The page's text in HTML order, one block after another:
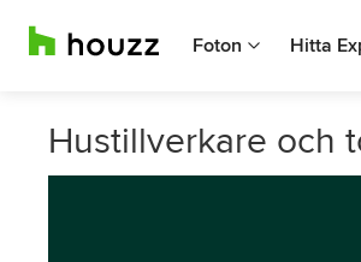
Foton Hitta
Hustillverkare och